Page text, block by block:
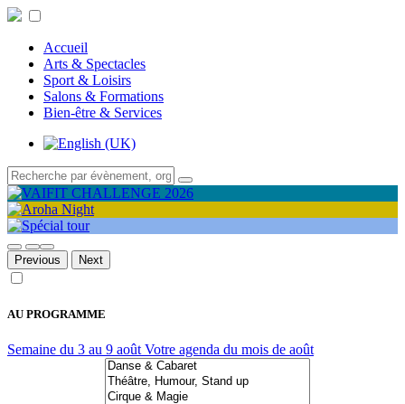
Accueil
Arts & Spectacles
Sport & Loisirs
Salons & Formations
Bien-être & Services
Previous Next
AU PROGRAMME
Semaine du 3 au 9 août Votre agenda du mois de août